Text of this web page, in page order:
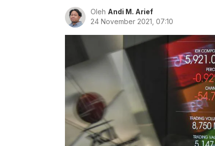
Oleh Andi M. Arief
24 November 2021, 07:10